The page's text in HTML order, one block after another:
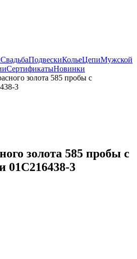
СвадьбаПодвескиКольеЦепиМужской
СертификатыНовинки
золота 585 пробы с
3
золота 585 пробы с
01С216438-3